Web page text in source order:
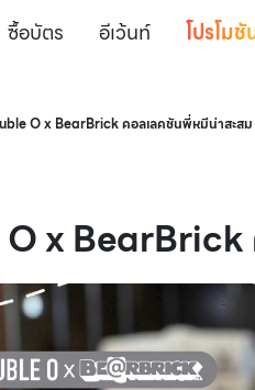
ซื้อบัตร อีเว้นท์ โปรโมชั
O x BearBrick คอลเลคชันพี่หมีน่าสะสม
x